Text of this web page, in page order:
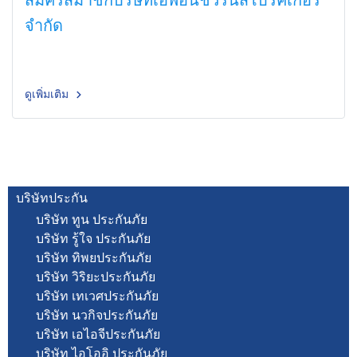
จำกัด
ดูเพิ่มเติม
บริษัทประกัน
บริษัท ทูน ประกันภัย
บริษัท รู้ใจ ประกันภัย
บริษัท ทิพยประกันภัย
บริษัท วิริยะประกันภัย
บริษัท เทเวศประกันภัย
บริษัท นวกิจประกันภัย
บริษัท เอไอจีประกันภัย
บริษัท ไอโออิ ประกันภัย